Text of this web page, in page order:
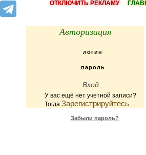
ОТКЛЮЧИТЬ РЕКЛАМУ
Авторизация
У вас ещё нет учетной записи?
Тогда Зарегистрируйтесь
Забыли пароль?